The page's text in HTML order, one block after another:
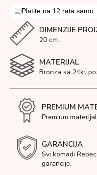
Platite na 12 rata samo:
DIMENZIJE
20 cm.
MATERIJAL
Bronza sa 24kt
PREMIUM
Premium
GARANCIJA
Svi komadi
garancije.